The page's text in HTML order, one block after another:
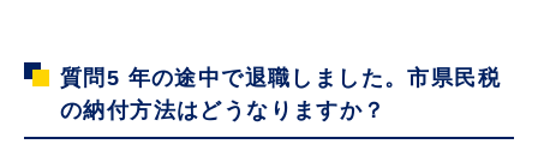
質問5 年の途中で退職しました。市県民税
の納付方法はどうなりますか？